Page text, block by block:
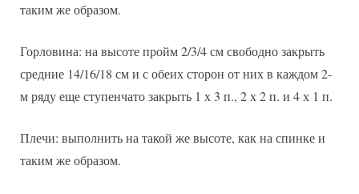
таким же образом.
Горловина: на высоте пройм 2/3/4 см свободно закрыть
средние 14/16/18 см и с обеих сторон от них в каждом 2-
м ряду еще ступенчато закрыть 1 х 3 п., 2 х 2 п. и 4 х 1 п.
Плечи: выполнить на такой же высоте, как на спинке и
таким же образом.